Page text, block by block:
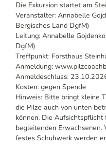
Die Exkursion startet am
Veranstalter: Annabelle
Bergisches Land DgfM)
Leitung: Annabelle
DgfM)
Treffpunkt: Forsthaus
Anmeldung:
Anmeldeschluss:
Kosten: gegen Spende
Hinweis: Bitte bringt kleine
die Pilze auch von unten
können. Die
begleitenden
festes Schuhwerk werden